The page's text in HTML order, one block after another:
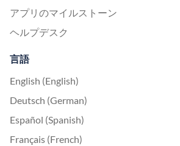
アプリのマイルストーン
ヘルプデスク
言語
English (English)
Deutsch (German)
Español (Spanish)
Français (French)